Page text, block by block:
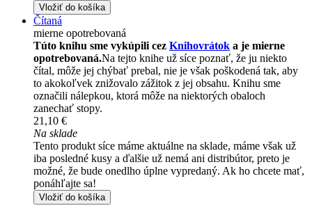
Vložiť do košíka
Čítaná
mierne opotrebovaná
Túto knihu sme vykúpili cez Knihovrátok a je mierne
opotrebovaná.Na tejto knihe už síce poznať, že ju niekto
čítal, môže jej chýbať prebal, nie je však poškodená tak, aby
to akokoľvek znižovalo zážitok z jej obsahu. Knihu sme
označili nálepkou, ktorá môže na niektorých obaloch
zanechať stopy.
21,10 €
Na sklade
Tento produkt síce máme aktuálne na sklade, máme však už
iba posledné kusy a ďalšie už nemá ani distribútor, preto je
možné, že bude onedlho úplne vypredaný. Ak ho chcete mať,
ponáhľajte sa!
Vložiť do košíka